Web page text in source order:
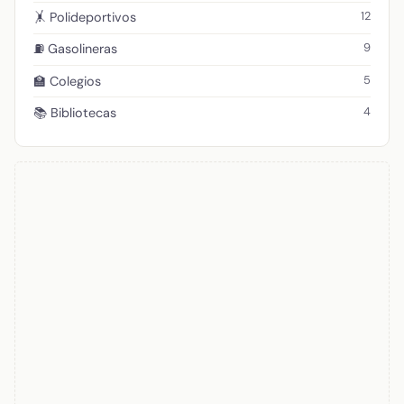
🤸 Polideportivos 12
⛽ Gasolineras 9
🏫 Colegios 5
📚 Bibliotecas 4